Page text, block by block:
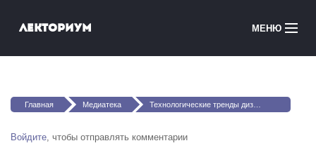
Лекториум МЕНЮ
Медиатека
Вы здесь
Главная Медиатека Технологические тренды дизайна будущего
Войдите, чтобы отправлять комментарии